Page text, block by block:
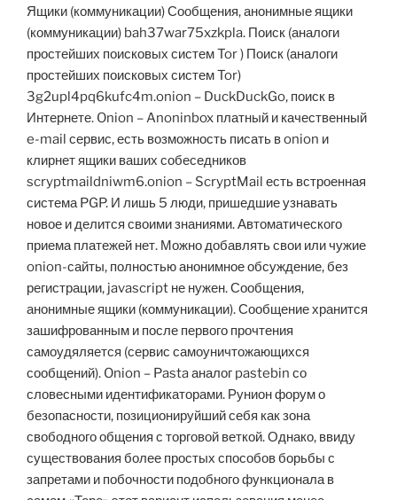
Ящики (коммуникации) Сообщения, анонимные ящики
(коммуникации) bah37war75xzkpla. Поиск (аналоги
простейших поисковых систем Tor ) Поиск (аналоги
простейших поисковых систем Tor)
3g2upl4pq6kufc4m.onion – DuckDuckGo, поиск в
Интернете. Onion – Anoninbox платный и качественный
e-mail сервис, есть возможность писать в onion и
клирнет ящики ваших собеседников
scryptmaildniwm6.onion – ScryptMail есть встроенная
система PGP. И лишь 5 люди, пришедшие узнавать
новое и делится своими знаниями. Автоматического
приема платежей нет. Можно добавлять свои или чужие
onion-сайты, полностью анонимное обсуждение, без
регистрации, javascript не нужен. Сообщения,
анонимные ящики (коммуникации). Сообщение хранится
зашифрованным и после первого прочтения
самоудяляется (сервис самоуничтожающихся
сообщений). Onion – Pasta аналог pastebin со
словесными идентификаторами. Рунион форум о
безопасности, позиционируйший себя как зона
свободного общения с торговой веткой. Однако, ввиду
существования более простых способов борьбы с
запретами и побочности подобного функционала в